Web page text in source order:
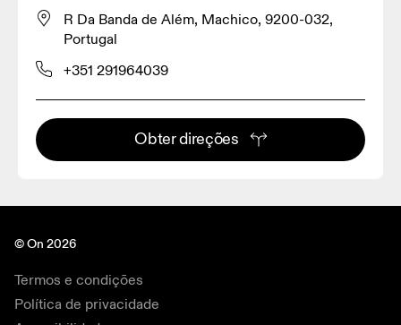
R Da Banda de Além, Machico, 9200-032,
Portugal
+351 291964039
Obter direções
© On 2026
Termos e condições
Política de privacidade